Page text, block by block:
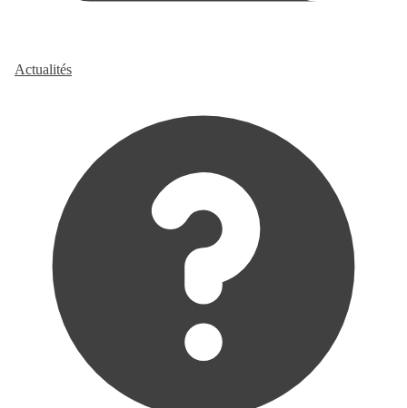
Actualités